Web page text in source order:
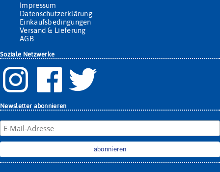
Impressum
Datenschutzerklärung
Einkaufsbedingungen
Versand & Lieferung
AGB
Soziale Netzwerke
Newsletter abonnieren